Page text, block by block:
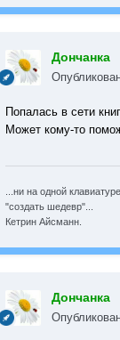
Дончанка
Попалась в сети
Может кому-то
...ни на одной
"создать шедевр"...
Кетрин Айсманн.
Дончанка